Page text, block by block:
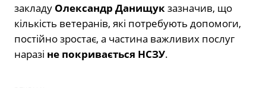
закладу Олександр Данищукзазначив, що
кількість ветеранів, які потребують допомоги,
постійно зростає, а частина важливих послуг
наразі не покривається НСЗУ.